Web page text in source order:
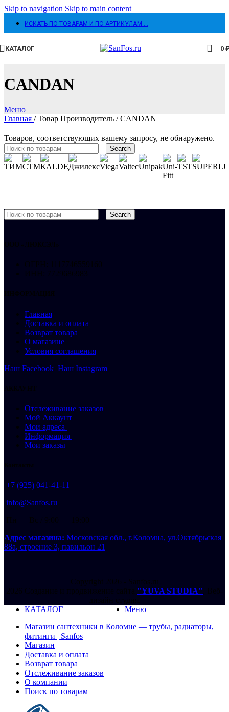
Skip to navigation Skip to main content
ИСКАТЬ ПО ТОВАРАМ И ПО АРТИКУЛАМ …
КАТАЛОГ 0
CANDAN
Меню
Главная / Товар Производитель / CANDAN
Товаров, соответствующих вашему запросу, не обнаружено.
Search
Search
ООО «ЛЮКСЭЛ»
ОГРН: 1117746559160
ИНН: 7729686983
ИНФОРМАЦИЯ
Главная
Доставка и оплата
Возврат товара
О магазине
Условия соглашения
Наш Facebook Наш Instagram
АККАУНТ
Отслеживание заказов
Мой Аккаунт
Мои адреса
Информация
Мои заказы
Контакты
+7 (925) 041-41-11
info@Sanfos.ru
Пн — Вс / 9:00 — 19:00
Адрес магазина: Московская обл., г.Коломна, ул.Октябрьская
88а, строение 3, павильон 21
Copyright 2026 - Sanfos.ru
2026 Создание и продвижение сайта "YUVA STUDIA"
. Веб-
дизайн студия.
КАТАЛОГ
Меню
Магазин сантехники в Коломне — трубы, радиаторы,
фитинги | Sanfos
Магазин
Доставка и оплата
Возврат товара
Отслеживание заказов
О компании
Поиск по товарам